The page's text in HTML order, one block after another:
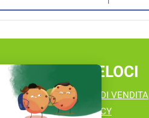
LINK VELOCI
CONDIZIONI DI VENDITA
COOKIE POLICY